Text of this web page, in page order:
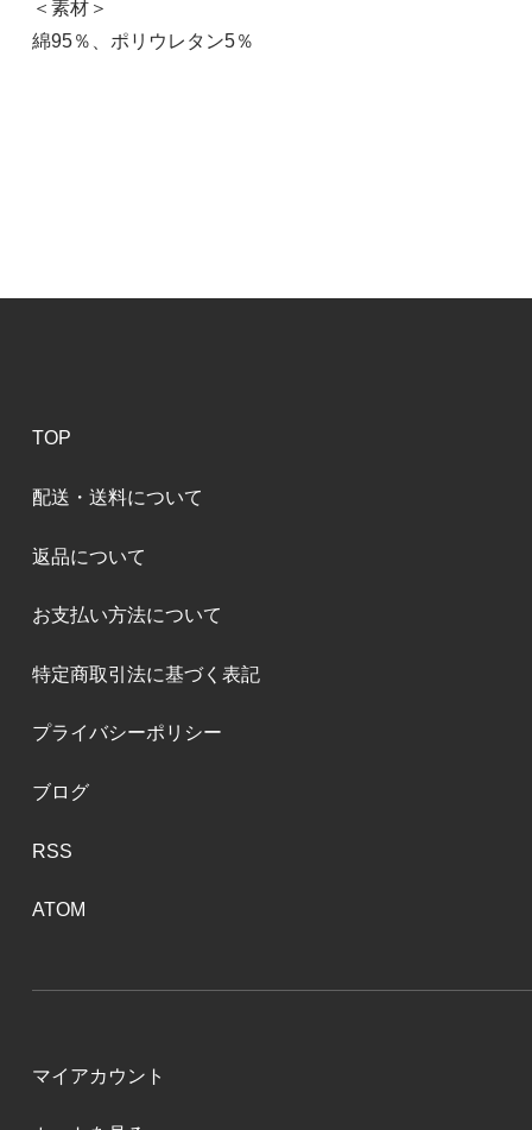
＜素材＞
綿95％、ポリウレタン5％
TOP
配送・送料について
返品について
お支払い方法について
特定商取引法に基づく表記
プライバシーポリシー
ブログ
RSS
ATOM
マイアカウント